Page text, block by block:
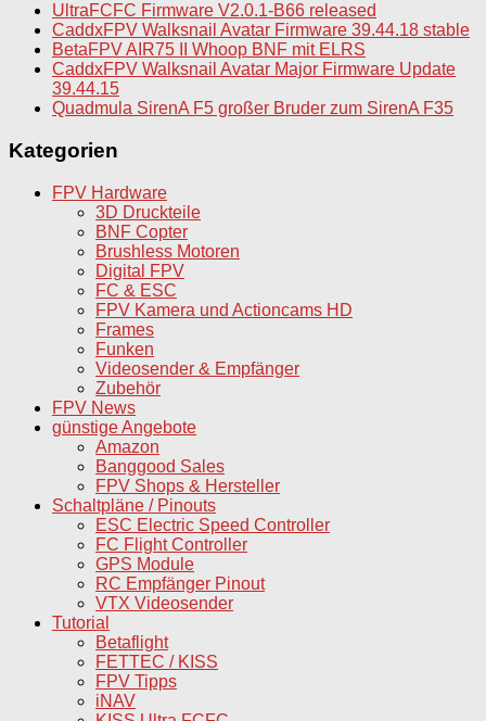
UltraFCFC Firmware V2.0.1-B66 released
CaddxFPV Walksnail Avatar Firmware 39.44.18 stable
BetaFPV AIR75 II Whoop BNF mit ELRS
CaddxFPV Walksnail Avatar Major Firmware Update
39.44.15
Quadmula SirenA F5 großer Bruder zum SirenA F35
Kategorien
FPV Hardware
3D Druckteile
BNF Copter
Brushless Motoren
Digital FPV
FC & ESC
FPV Kamera und Actioncams HD
Frames
Funken
Videosender & Empfänger
Zubehör
FPV News
günstige Angebote
Amazon
Banggood Sales
FPV Shops & Hersteller
Schaltpläne / Pinouts
ESC Electric Speed Controller
FC Flight Controller
GPS Module
RC Empfänger Pinout
VTX Videosender
Tutorial
Betaflight
FETTEC / KISS
FPV Tipps
iNAV